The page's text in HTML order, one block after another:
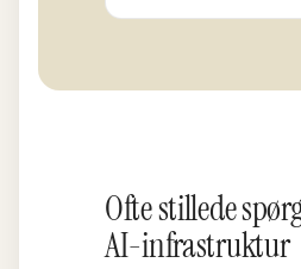
Ofte stillede
AI-infrastruktur